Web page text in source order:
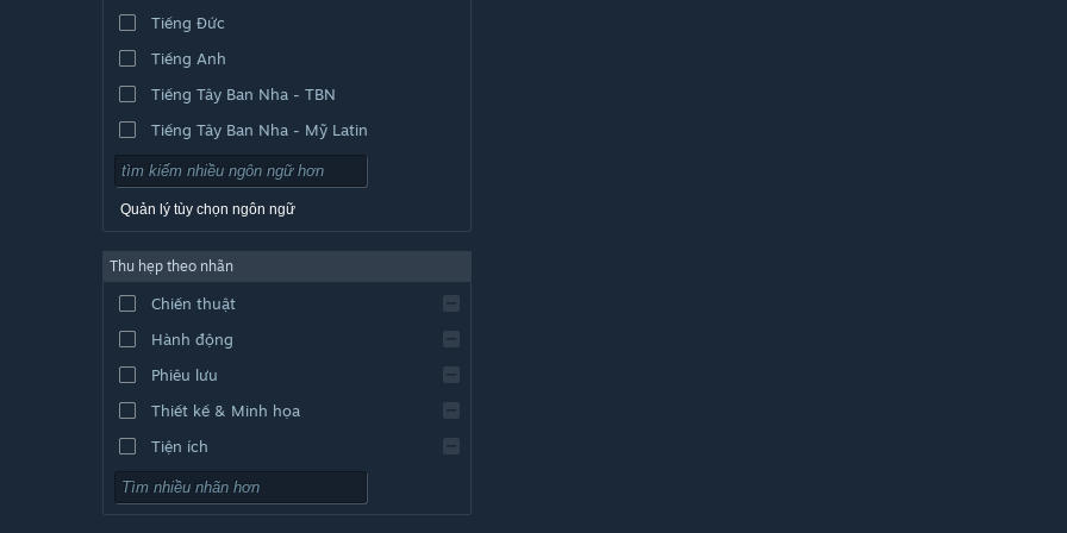
Tiếng Đức
Tiếng Anh
Tiếng Tây Ban Nha - TBN
Tiếng Tây Ban Nha - Mỹ Latin
Quản lý tùy chọn ngôn ngữ
Thu hẹp theo nhãn
Chiến thuật
Hành động
Phiêu lưu
Thiết kế & Minh họa
Tiện ích
Chơi miễn phí